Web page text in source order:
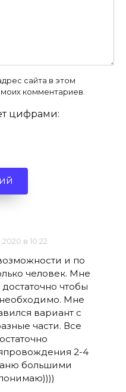
сайта в этом
комментариев.
цифрами:
в 10:22
и по
человек. Мне
чтобы
необходимо. Мне
вариант с
части. Все
2-4
большими